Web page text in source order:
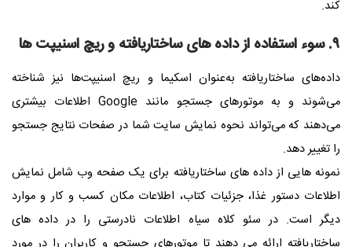
کند.
۹. سوء استفاده از داده های ساختاریافته و ریچ اسنیپت ها
داده‌های ساختاریافته به‌عنوان اسکیما و ریچ اسنیپت‌ها نیز شناخته
می‌شوند و به موتورهای جستجو مانند Google اطلاعات بیشتری
می‌دهند که می‌تواند نحوه نمایش سایت شما در صفحات نتایج جستجو
را تغییر دهد.
نمونه هایی از داده های ساختاریافته برای یک صفحه وب شامل نمایش
اطلاعات دستور غذا، جزئیات کتاب، اطلاعات مکان کسب و کار و موارد
دیگر است. در سئو کلاه سیاه اطلاعات نادرستی را در داده های